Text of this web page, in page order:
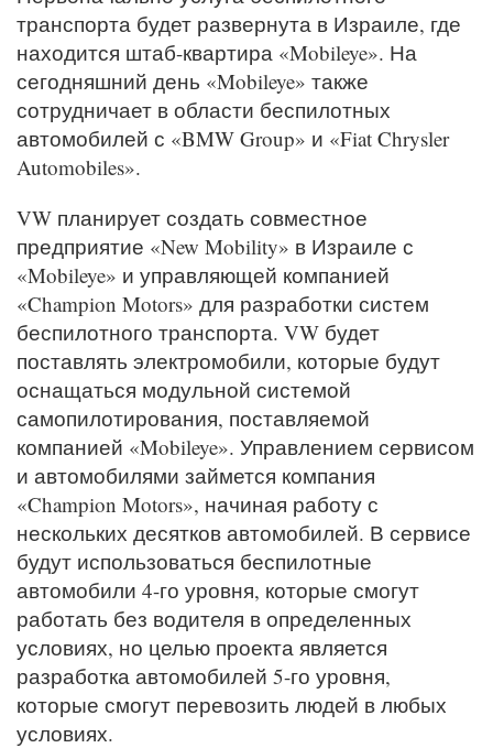
транспорта будет развернута в Израиле, где
находится штаб-квартира «Mobileye». На
сегодняшний день «Mobileye» также
сотрудничает в области беспилотных
автомобилей с «BMW Group» и «Fiat Chrysler
Automobiles».
VW планирует создать совместное
предприятие «New Mobility» в Израиле с
«Mobileye» и управляющей компанией
«Champion Motors» для разработки систем
беспилотного транспорта. VW будет
поставлять электромобили, которые будут
оснащаться модульной системой
самопилотирования, поставляемой
компанией «Mobileye». Управлением сервисом
и автомобилями займется компания
«Champion Motors», начиная работу с
нескольких десятков автомобилей. В сервисе
будут использоваться беспилотные
автомобили 4-го уровня, которые смогут
работать без водителя в определенных
условиях, но целью проекта является
разработка автомобилей 5-го уровня,
которые смогут перевозить людей в любых
условиях.